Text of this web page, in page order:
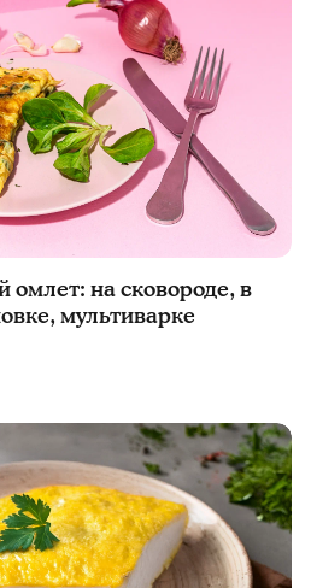
омлет: на сковороде, в
мультиварке